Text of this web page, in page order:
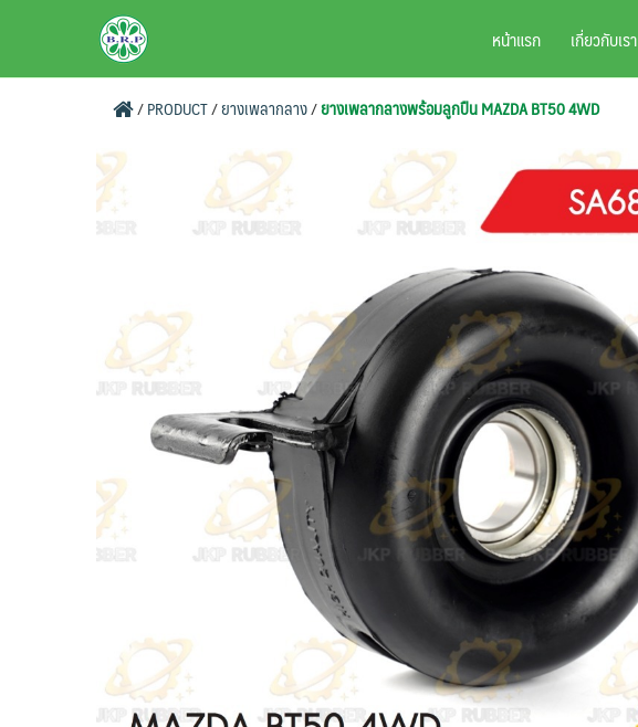
BRPAUTO.COM หน้าแรก เกี่ยวกับเรา
/PRODUCT/ยางเพลากลาง/ยางเพลากลางพร้อมลูกปืน MAZDA BT50 4WD